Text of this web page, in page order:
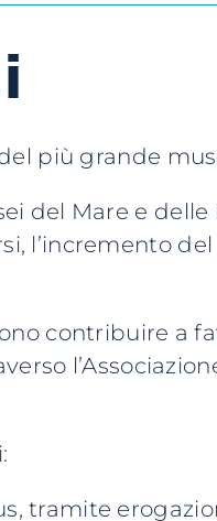
più grande
del Mare e
l’incremento
contribuire a
tramite